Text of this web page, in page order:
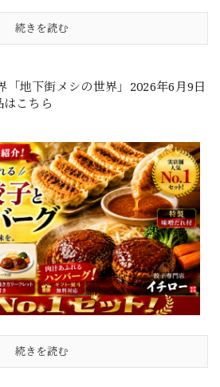
続きを読む
「地下街メシの世界」2026年6月9日
こちら
続きを読む